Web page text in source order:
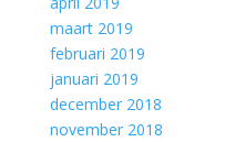
maart 2019
februari 2019
januari 2019
december 2018
november 2018